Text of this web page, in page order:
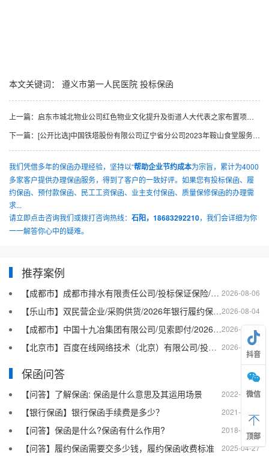
本文关键词： 遵义市第一人民医院 投标保函
上一篇： 启东市城北物业公司红色物业文化提升及街道人大代表之家布置项目竞争性磋商公告
下一篇： [公开比选]中国铁塔股份有限公司辽宁省分公司2023年鞍山食堂服务采购项目（二次）比选公告
我们凭借多年的保函办理经验，坚持以“帮助企业节约成本为宗旨，累计为4000
多家客户提供办理保函服务，得到了客户的一致好评。如果您有投标保函、履
约保函、预付款保函、民工工资保函、业主支付保函、质量保修保函的办理需
求...
请立即点击咨询我们或拨打咨询热线： 石阳，18683292210，我们会详细为你
一一解答你心中的疑难。
推荐案例
2026-08-06
【成都市】成都市排水有限责任公司/投标保证保险/2026银行投标保函十三
2026-08-04
【乐山市】双民营企业/采购供货/2026年银行履约保函四十二
2026-07-24
【成都市】中国十九冶集团有限公司/见索即付/2026年银行履约保函四十一
2026-07-23
【北京市】百度在线网络技术（北京）有限公司/投标保函/2026银行投标保函十二
保函问答
2022-08-20
【问答】了解保函: 保函是什么意思及其运用场景
2021-10-19
【银行保函】银行保函手续费是多少？
2018-07-26
【问答】保函是什么?保函有什么作用?
2025-04-27
【问答】履约保函需要交多少钱，履约保函收费标准
抖音
微信
顶部